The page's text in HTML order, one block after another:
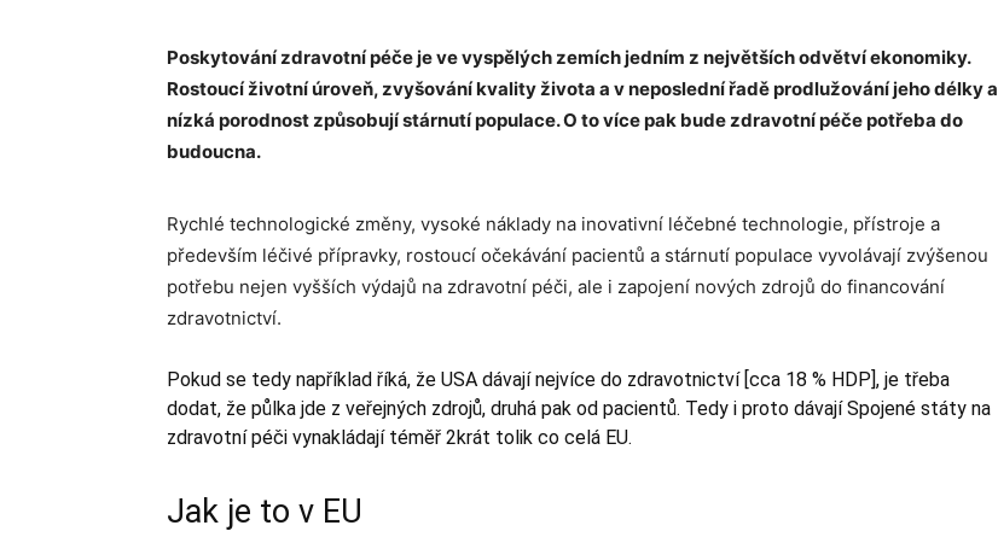
Poskytování zdravotní péče je ve vyspělých zemích jedním z největších odvětví ekonomiky.
Rostoucí životní úroveň, zvyšování kvality života a v neposlední řadě prodlužování jeho délky a
nízká porodnost způsobují stárnutí populace. O to více pak bude zdravotní péče potřeba do
budoucna.
Rychlé technologické změny, vysoké náklady na inovativní léčebné technologie, přístroje a
především léčivé přípravky, rostoucí očekávání pacientů a stárnutí populace vyvolávají zvýšenou
potřebu nejen vyšších výdajů na zdravotní péči, ale i zapojení nových zdrojů do financování
zdravotnictví.
Pokud se tedy například říká, že USA dávají nejvíce do zdravotnictví [cca 18 % HDP], je třeba
dodat, že půlka jde z veřejných zdrojů, druhá pak od pacientů. Tedy i proto dávají Spojené státy na
zdravotní péči vynakládají téměř 2krát tolik co celá EU.
Jak je to v EU